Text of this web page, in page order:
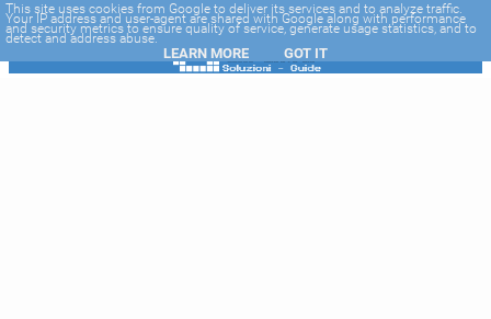
-->
This site uses cookies from Google to deliver its services and to analyze traffic.
Your IP address and user-agent are shared with Google along with performance
and security metrics to ensure quality of service, generate usage statistics, and to
detect and address abuse.
LEARN MORE GOT IT